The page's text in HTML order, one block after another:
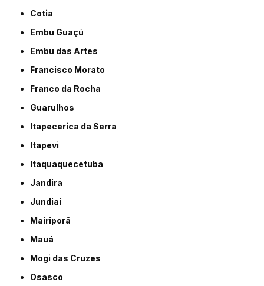
Cotia
Embu Guaçú
Embu das Artes
Francisco Morato
Franco da Rocha
Guarulhos
Itapecerica da Serra
Itapevi
Itaquaquecetuba
Jandira
Jundiaí
Mairiporã
Mauá
Mogi das Cruzes
Osasco